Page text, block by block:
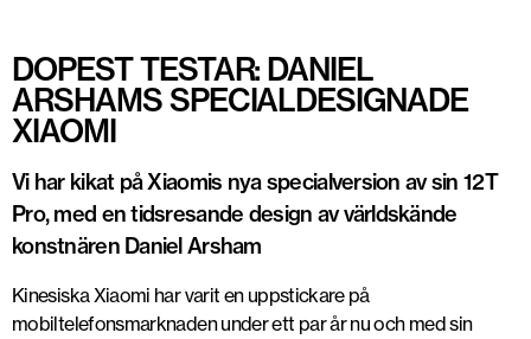
DOPEST TESTAR: DANIEL
ARSHAMS SPECIALDESIGNADE
XIAOMI
Vi har kikat på Xiaomis nya specialversion av sin 12T
Pro, med en tidsresande design av världskände
konstnären Daniel Arsham
Kinesiska Xiaomi har varit en uppstickare på
mobiltelefonsmarknaden under ett par år nu och med sin